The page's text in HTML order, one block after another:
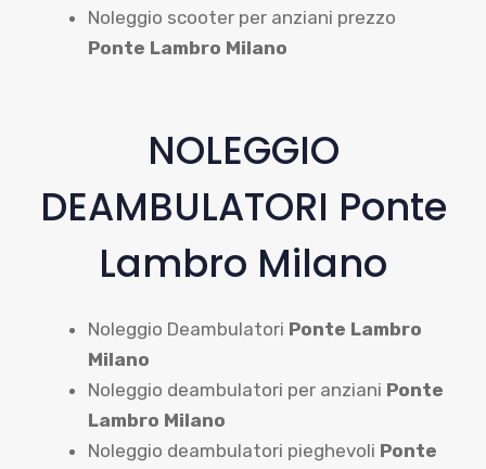
Noleggio scooter per anziani prezzo
Ponte Lambro Milano
NOLEGGIO
DEAMBULATORI Ponte
Lambro Milano
Noleggio Deambulatori Ponte Lambro
Milano
Noleggio deambulatori per anziani Ponte
Lambro Milano
Noleggio deambulatori pieghevoli Ponte